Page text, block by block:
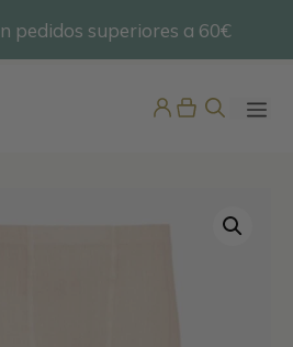
pedidos superiores a 60€
@undermonkeyskids